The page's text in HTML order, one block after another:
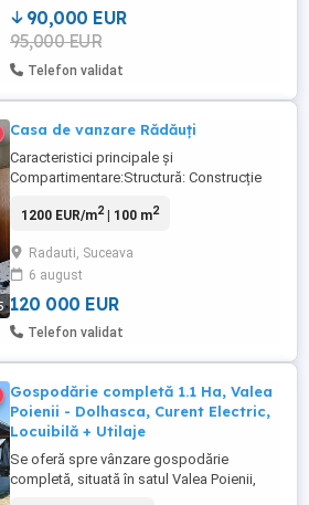
Constructia ...
90,000 EUR
95,000 EUR
Telefon validat
Casa de vanzare Rădăuți
Caracteristici principale și
Compartimentare:Structură: Construcție
termică bună) Sistem de încălzire:
oferă posibilitatea de modernizare
viitoare cu centrală) Suprafață Teren: 420
mp (curte privată, perfectă pentru ...
1200 EUR/m2| 100 m2
Radauti, Suceava
6 august
120 000 EUR
Telefon validat
Gospodărie completă 1.1 Ha, Valea
Poienii - Dolhasca, Curent Electric,
Locuibilă + Utilaje
Se oferă spre vânzare gospodărie
completă, situată în satul Valea Poienii,